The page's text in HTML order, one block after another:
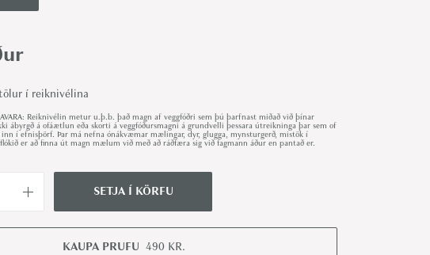
í reiknivélina
Reiknivélin metur u.þ.b. það magn af veggfóðri sem þú þarfnast miðað við þínar
ábyrgð á ofáætlun eða skorti á veggfóðursmagni á grundvelli þessara útreikninga þar sem of
í efnisþörf. Þar má nefna ónákvæmar mælingar, dyr, glugga, mynsturgerð, mistök í
er að finna út magn mælum við með að ráðfæra sig við fagmann áður en pantað er.
SETJA Í KÖRFU
KAUPA PRUFU 490 KR.